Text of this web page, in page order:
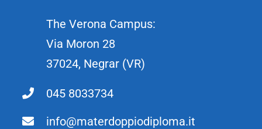
The Verona Campus:
Via Moron 28
37024, Negrar (VR)
045 8033734
info@materdoppiodiploma.it